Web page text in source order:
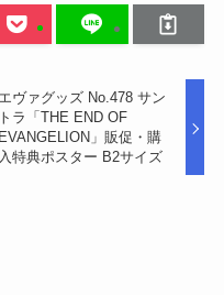
エヴァグッズ No.478 サン
トラ「THE END OF
EVANGELION」販促・購
入特典ポスター B2サイズ